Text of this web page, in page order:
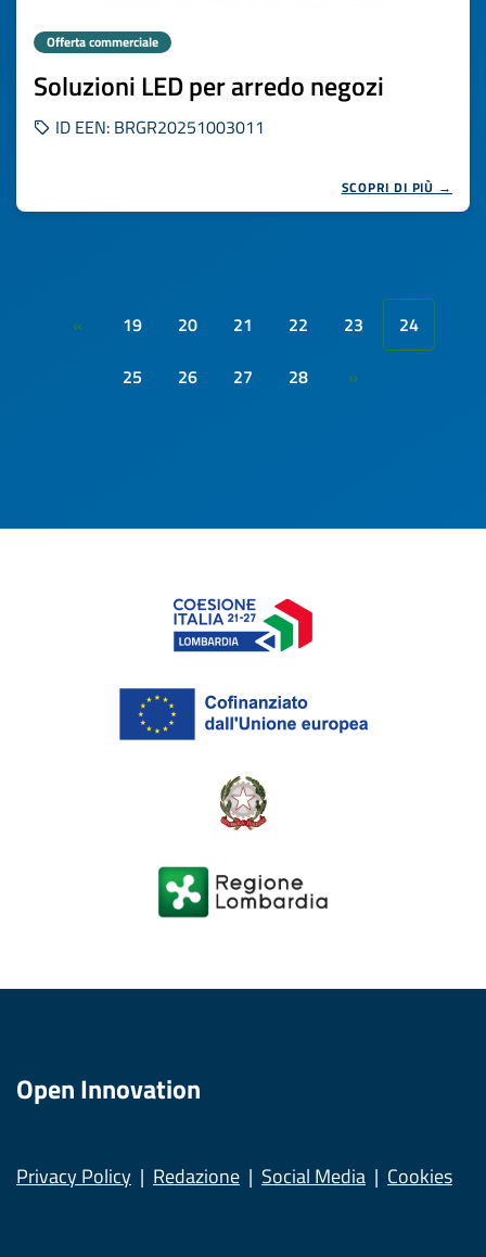
Offerta commerciale
Soluzioni LED per arredo negozi
ID EEN: BRGR20251003011
SCOPRI DI PIÙ →
« 19 20 21 22 23
24
25
26 27 28 »
Open Innovation
Privacy Policy Redazione Social Media Cookies